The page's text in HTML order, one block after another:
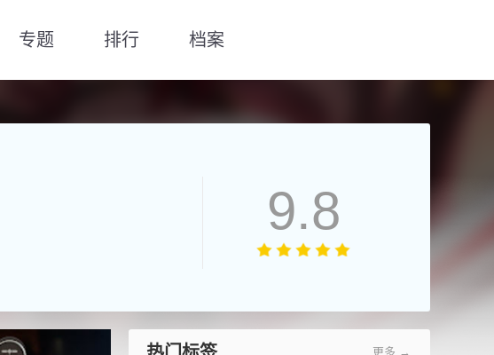
专题 排行 档案
9.8
更多 →